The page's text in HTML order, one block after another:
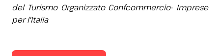
del Turismo Organizzato Confcommercio- Imprese
per l'Italia